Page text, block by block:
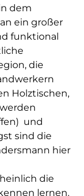
dem
ein großer
funktional
die
Holztischen,
und
sind die
hier
die
lernen.